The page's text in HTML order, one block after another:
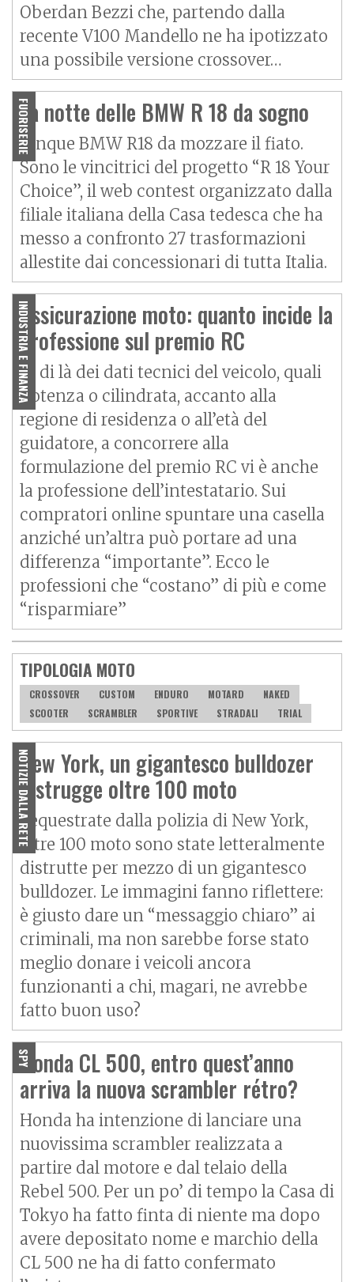
Oberdan Bezzi che, partendo dalla
recente V100 Mandello ne ha ipotizzato
una possibile versione crossover…
FUORISERIE
La notte delle BMW R 18 da sogno
Cinque BMW R18 da mozzare il fiato.
Sono le vincitrici del progetto “R 18 Your
Choice”, il web contest organizzato dalla
filiale italiana della Casa tedesca che ha
messo a confronto 27 trasformazioni
allestite dai concessionari di tutta Italia.
INDUSTRIA E FINANZA
Assicurazione moto: quanto incide la
professione sul premio RC
Al di là dei dati tecnici del veicolo, quali
potenza o cilindrata, accanto alla
regione di residenza o all’età del
guidatore, a concorrere alla
formulazione del premio RC vi è anche
la professione dell’intestatario. Sui
compratori online spuntare una casella
anziché un’altra può portare ad una
differenza “importante”. Ecco le
professioni che “costano” di più e come
“risparmiare”
TIPOLOGIA MOTO
CROSSOVER CUSTOM ENDURO MOTARD
NAKED
SCOOTER
SCRAMBLER SPORTIVE STRADALI TRIAL
NOTIZIE DALLA RETE
New York, un gigantesco bulldozer
distrugge oltre 100 moto
Sequestrate dalla polizia di New York,
oltre 100 moto sono state letteralmente
distrutte per mezzo di un gigantesco
bulldozer. Le immagini fanno riflettere:
è giusto dare un “messaggio chiaro” ai
criminali, ma non sarebbe forse stato
meglio donare i veicoli ancora
funzionanti a chi, magari, ne avrebbe
fatto buon uso?
SPY
Honda CL 500, entro quest’anno
arriva la nuova scrambler rétro?
Honda ha intenzione di lanciare una
nuovissima scrambler realizzata a
partire dal motore e dal telaio della
Rebel 500. Per un po’ di tempo la Casa di
Tokyo ha fatto finta di niente ma dopo
avere depositato nome e marchio della
CL 500 ne ha di fatto confermato